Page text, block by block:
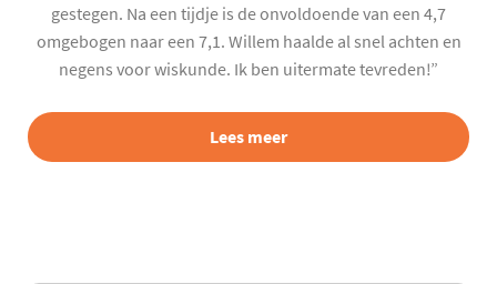
gestegen. Na een tijdje is de onvoldoende van een 4,7
omgebogen naar een 7,1. Willem haalde al snel achten en
negens voor wiskunde. Ik ben uitermate tevreden!”
Lees meer